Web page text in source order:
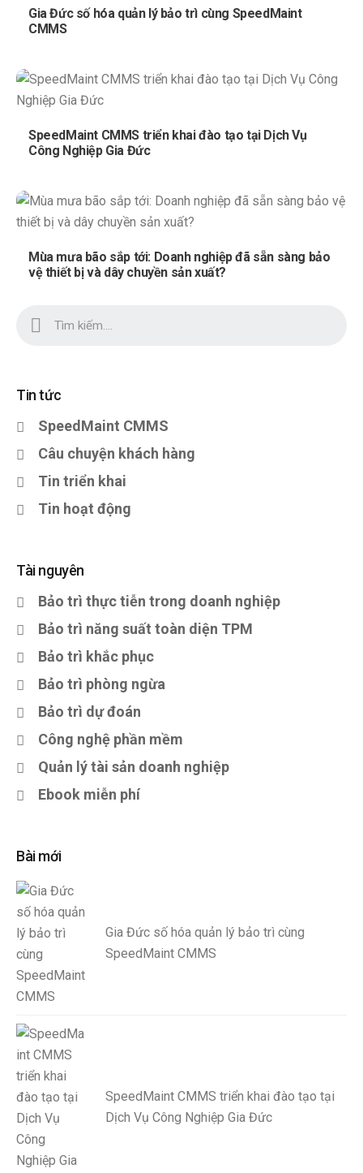
Gia Đức số hóa quản lý bảo trì cùng SpeedMaint
CMMS
SpeedMaint CMMS triển khai đào tạo tại Dịch Vụ
Công Nghiệp Gia Đức
Mùa mưa bão sắp tới: Doanh nghiệp đã sẵn sàng bảo
vệ thiết bị và dây chuyền sản xuất?
Tin tức
SpeedMaint CMMS
Câu chuyện khách hàng
Tin triển khai
Tin hoạt động
Tài nguyên
Bảo trì thực tiễn trong doanh nghiệp
Bảo trì năng suất toàn diện TPM
Bảo trì khắc phục
Bảo trì phòng ngừa
Bảo trì dự đoán
Công nghệ phần mềm
Quản lý tài sản doanh nghiệp
Ebook miễn phí
Bài mới
Gia Đức số hóa quản lý bảo trì cùng
SpeedMaint CMMS
SpeedMaint CMMS triển khai đào tạo tại
Dịch Vụ Công Nghiệp Gia Đức